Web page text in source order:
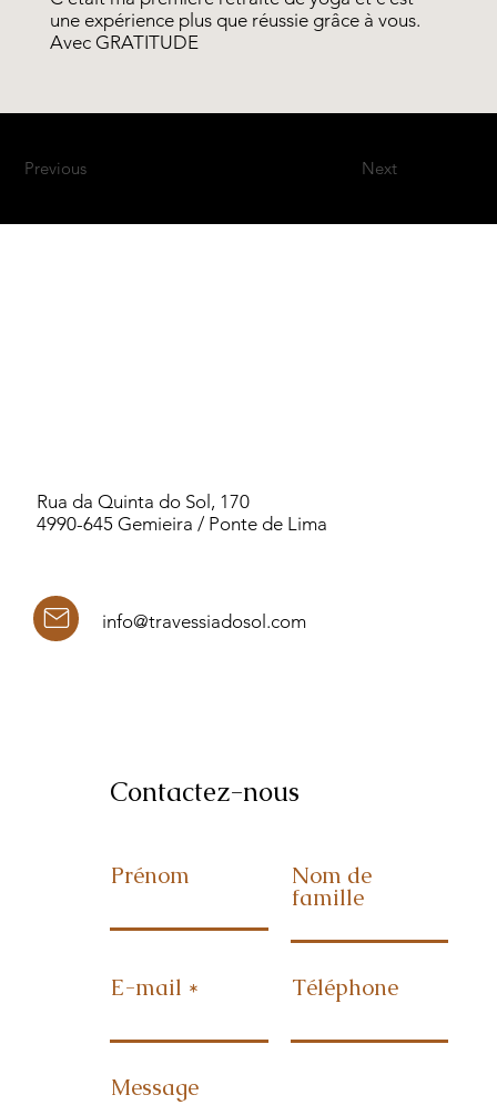
une expérience plus que réussie grâce à vous.
Avec GRATITUDE
Previous Next
Rua da Quinta do Sol, 170
4990-645 Gemieira / Ponte de Lima
info@travessiadosol.com
Contactez-nous
Prénom Nom de
famille
E-mail Téléphone
Message